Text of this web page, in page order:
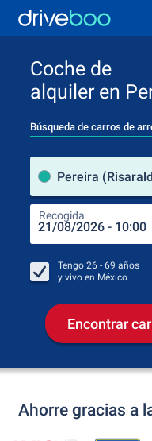
Coche de
alquiler en
Búsqueda de carros de
Pereira
Recogida
Tengo 26 - 69 años
y vivo en México
Encontrar
Ahorre gracias a